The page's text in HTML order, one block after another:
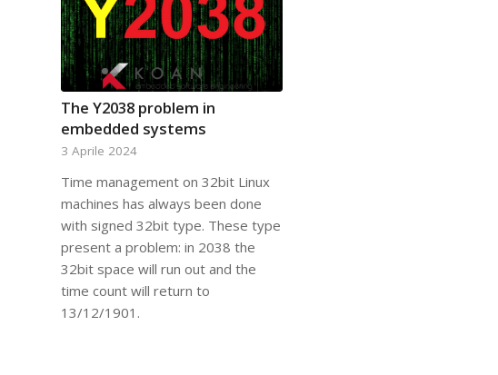
The Y2038 problem in
embedded systems
3 Aprile 2024
Time management on 32bit Linux
machines has always been done
with signed 32bit type. These type
present a problem: in 2038 the
32bit space will run out and the
time count will return to
13/12/1901.